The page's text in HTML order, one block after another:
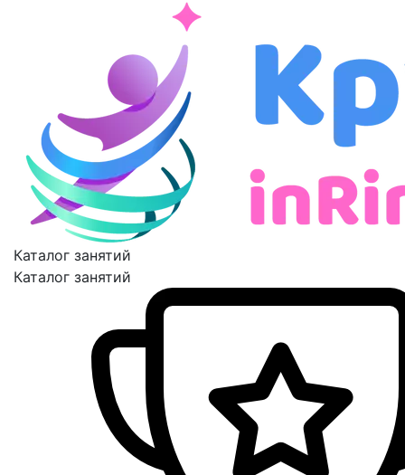
Каталог занятий
Каталог занятий